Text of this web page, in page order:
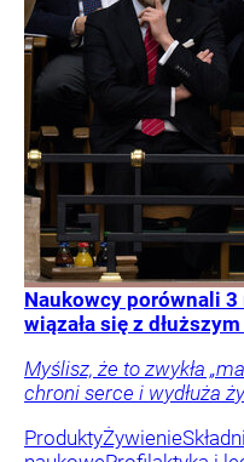
Naukowcy porównali 3
wiązała się z
Myślisz, że to zwykła
chroni serce i wydłuża
ProduktyŻywienie